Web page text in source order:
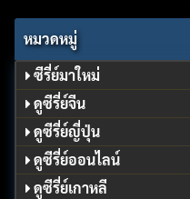
หมวดหมู่
ซีรี่ย์มาใหม่
ดูซีรี่ย์จีน
ดูซีรี่ย์ญี่ปุ่น
ดูซีรี่ย์ออนไลน์
ดูซีรี่ย์เกาหลี